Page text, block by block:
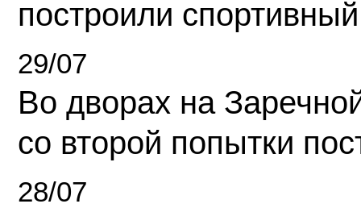
построили
29/07
Во дворах на
со второй попытки
28/07